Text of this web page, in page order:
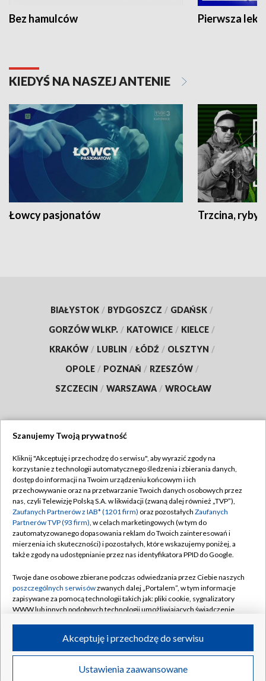
Bez hamulców Pierwsza
KIEDYŚ NA NASZEJ ANTENIE
Łowcy pasjonatów Trzcina, ryby
BIAŁYSTOK / BYDGOSZCZ / GDAŃSK /
GORZÓW WLKP. / KATOWICE / KIELCE /
KRAKÓW / LUBLIN / ŁÓDŹ / OLSZTYN /
OPOLE / POZNAŃ / RZESZÓW /
SZCZECIN / WARSZAWA / WROCŁAW
TVP
Abonament TVP
Emisja w TVP
Centrum informacji TVP
Naziemna Telewizja Cyfrowa
Rada Programowa
System NOS
Informacje o nadawcy
Program dla prasy
Regulamin TVP
Polityka prywatności
Moje zgody
Pomoc
Kontakt
Kanały
©2026 Telewizja Polska S.A. w likwidacji
Szanujemy Twoją prywatność
Kliknij "Akceptuję i przechodzę do serwisu", aby wyrazić zgody na
korzystanie z technologii automatycznego śledzenia i zbierania danych,
dostęp do informacji na Twoim urządzeniu końcowym i ich
przechowywanie oraz na przetwarzanie Twoich danych osobowych przez
nas, czyli Telewizję Polską S.A. w likwidacji (zwaną dalej również „TVP”),
Zaufanych Partnerów z IAB* (1201 firm) oraz pozostałych Zaufanych
Partnerów TVP (93 firm), w celach marketingowych (w tym do
zautomatyzowanego dopasowania reklam do Twoich zainteresowań i
mierzenia ich skuteczności) i pozostałych, które wskazujemy poniżej, a
także zgody na udostępnianie przez nas identyfikatora PPID do Google.
Twoje dane osobowe zbierane podczas odwiedzania przez Ciebie naszych
poszczególnych serwisówzwanych dalej „Portalem”, w tym informacje
zapisywane za pomocą technologii takich jak: pliki cookie, sygnalizatory
WWW lub innych podobnych technologii umożliwiających świadczenie
ruchu w Internecie.
Twoje dane osobowe zbierane podczas odwiedzania przez Ciebie
poszczególnych serwisówna Portalu, takie jak adresy IP, identyfikatory
Ustawienia zaawansowane
Akceptuję i przechodzę do serwisu